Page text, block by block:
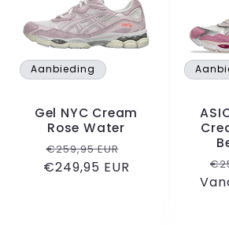
Aanbieding
Gel NYC Cream
Rose Water
Normale
prijs
€259,95 EUR
€249,95 EUR